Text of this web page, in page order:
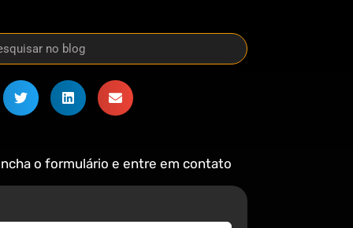
o formulário e entre em contato